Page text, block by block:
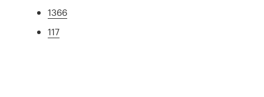
1366
117